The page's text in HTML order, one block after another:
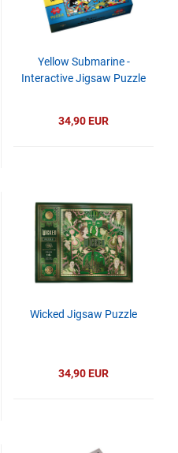
Yellow Submarine -
Interactive Jigsaw Puzzle
34,90 EUR
Wicked Jigsaw Puzzle
34,90 EUR